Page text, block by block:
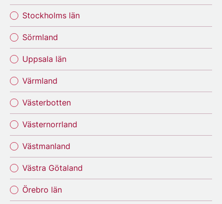
Stockholms län
Sörmland
Uppsala län
Värmland
Västerbotten
Västernorrland
Västmanland
Västra Götaland
Örebro län